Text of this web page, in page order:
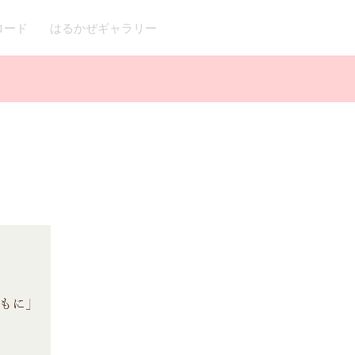
ド はるかぜギャラリー